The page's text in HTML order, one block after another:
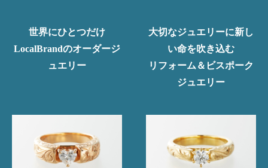
世界にひとつだけ
LocalBrandのオーダージ
ュエリー
大切なジュエリーに新し
い命を吹き込む
リフォーム＆ビスポーク
ジュエリー